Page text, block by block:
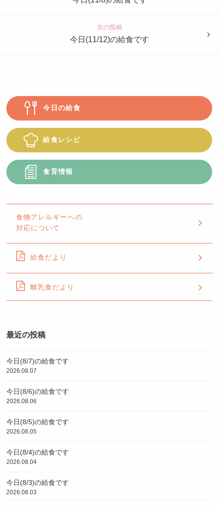
次の投稿
今日(11/12)の給食です
今日の給食
給食レシピ
食育情報
食物アレルギーへの
対応について
給食だより
離乳食だより
最近の投稿
今日(8/7)の給食です
2026.08.07
今日(8/6)の給食です
2026.08.06
今日(8/5)の給食です
2026.08.05
今日(8/4)の給食です
2026.08.04
今日(8/3)の給食です
2026.08.03